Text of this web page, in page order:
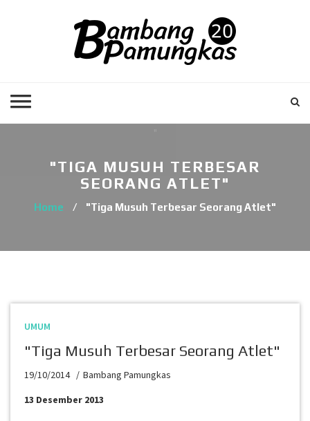
"TIGA MUSUH TERBESAR
SEORANG ATLET"
Home / "Tiga Musuh Terbesar Seorang Atlet"
UMUM
"Tiga Musuh Terbesar Seorang Atlet"
19/10/2014
Bambang Pamungkas
13 Desember 2013